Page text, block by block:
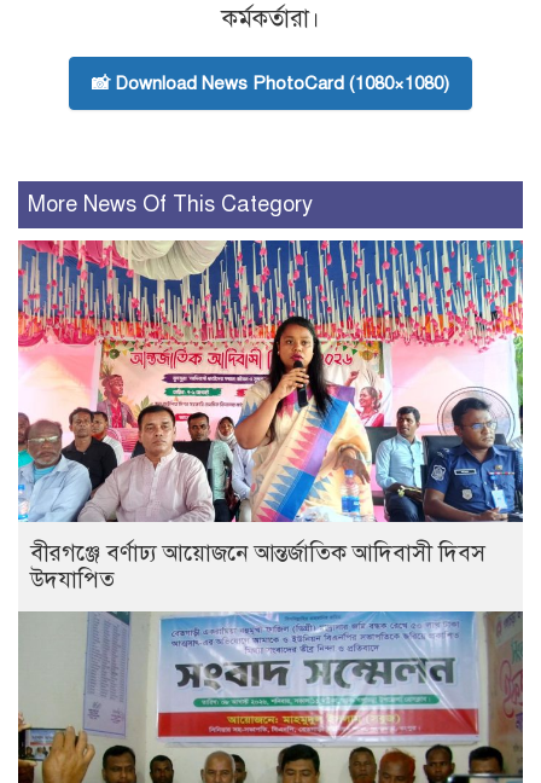
কর্মকর্তারা।
📸 Download News PhotoCard (1080×1080)
More News Of This Category
বীরগঞ্জে বর্ণাঢ্য আয়োজনে আন্তর্জাতিক আদিবাসী দিবস
উদযাপিত